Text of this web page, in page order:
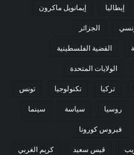
إيطاليا إيمانويل ماكرون
الجزائر
القضية الفلسطينية
الولايات المتحدة
تركيا تكنولوجيا تونس
روسيا سياسة سينما
فيروس كورونا
قيس سعيد كريم الغربي